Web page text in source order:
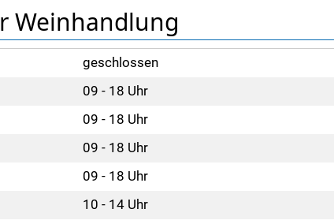
Weinhandlung
geschlossen
09 - 18 Uhr
09 - 18 Uhr
09 - 18 Uhr
09 - 18 Uhr
10 - 14 Uhr